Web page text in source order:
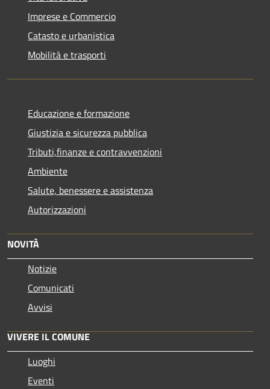
Imprese e Commercio
Catasto e urbanistica
Mobilità e trasporti
Educazione e formazione
Giustizia e sicurezza pubblica
Tributi,finanze e contravvenzioni
Ambiente
Salute, benessere e assistenza
Autorizzazioni
NOVITÀ
Notizie
Comunicati
Avvisi
VIVERE IL COMUNE
Luoghi
Eventi